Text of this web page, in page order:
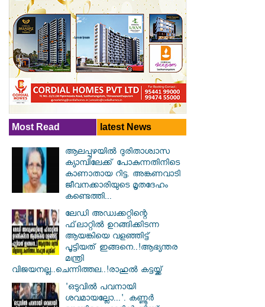
Most Read latest News
ആലപ്പുഴയിൽ ​ദുരിതാശ്വാസ
ക്യാമ്പിലേക്ക് പോകുന്നതിനിടെ
കാണാതായ റിട്ട. അങ്കണവാടി
ജീവനക്കാരിയുടെ മൃതദേഹം
കണ്ടെത്തി...
ലേഡി അഡ്വക്കറ്റിന്റെ
ഫ്‌ലാറ്റിൽ ഉറങ്ങിക്കിടന്ന
ആയങ്കിയെ വളഞ്ഞിട്ട്
പൂട്ടിയത് ഇങ്ങനെ..!ആഭ്യന്തര
മന്ത്രി
വിജയനല്ല..ചെന്നിത്തല..!രാഹുൽ കട്ടയ്ക്ക്
'ഒടുവിൽ പവനായി
ശവമായല്ലോ...'. കണ്ണൂര്‍